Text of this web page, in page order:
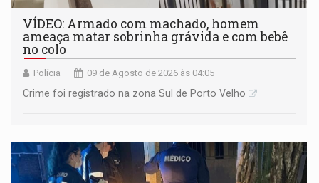
VÍDEO: Armado com machado, homem
ameaça matar sobrinha grávida e com bebê
no colo
Polícia 09 de Agosto de 2026 às 04:05
Crime foi registrado na zona Sul de Porto Velho